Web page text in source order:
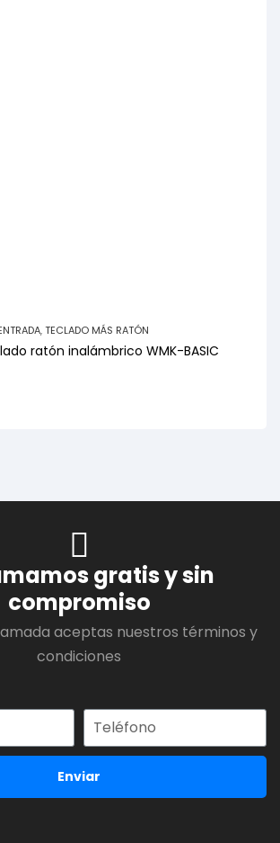
,TECLADO MÁS RATÓN
ratón inalámbrico WMK-BASIC
gratis y sin
compromiso
aceptas nuestros términos y
condiciones
Enviar